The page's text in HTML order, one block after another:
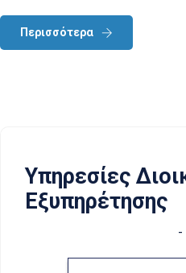
Περισσότερα
Υπηρεσίες
Εξυπηρέτησης
-